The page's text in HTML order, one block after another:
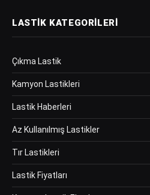
LASTIK KATEGORILERI
Çıkma Lastik
Kamyon Lastikleri
Lastik Haberleri
Az Kullanılmış Lastikler
Tır Lastikleri
Lastik Fiyatları